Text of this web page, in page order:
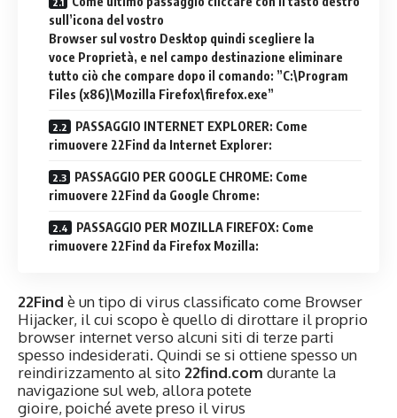
sull’icona del vostro
Browser sul vostro Desktop quindi scegliere la
voce Proprietà, e nel campo destinazione eliminare
tutto ciò che compare dopo il comando: ”C:\Program
Files (x86)\Mozilla Firefox\firefox.exe”
PASSAGGIO INTERNET EXPLORER: Come
rimuovere 22Find da Internet Explorer:
PASSAGGIO PER GOOGLE CHROME: Come
rimuovere 22Find da Google Chrome:
PASSAGGIO PER MOZILLA FIREFOX: Come
rimuovere 22Find da Firefox Mozilla:
22Find è un tipo di virus classificato come Browser
Hijacker, il cui scopo è quello di dirottare il proprio
browser internet verso alcuni siti di terze parti
spesso indesiderati. Quindi se si ottiene spesso un
reindirizzamento al sito 22find.com durante la
navigazione sul web, allora potete
gioire, poiché avete preso il virus